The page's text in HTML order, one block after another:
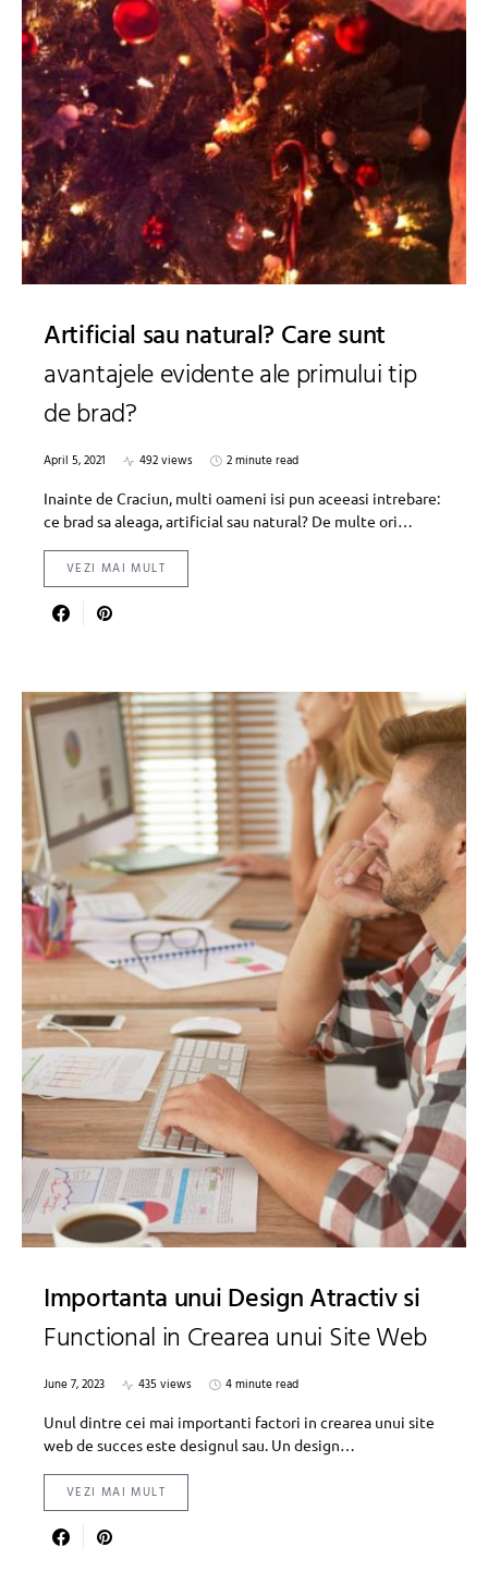
Artificial sau natural? Care sunt
avantajele evidente ale primului tip
de brad?
April 5, 2021 492 views
2 minute read
Inainte de Craciun, multi oameni isi pun aceeasi intrebare:
ce brad sa aleaga, artificial sau natural? De multe ori…
VEZI MAI MULT
Importanta unui Design Atractiv si
Functional in Crearea unui Site Web
June 7, 2023 435 views
4 minute read
Unul dintre cei mai importanti factori in crearea unui site
web de succes este designul sau. Un design…
VEZI MAI MULT